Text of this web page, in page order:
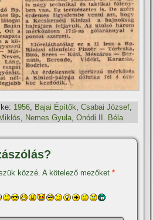
1956, Bajai Épí­tők,Csabai József,
Nemes Gyula ,Onódi II. Béla
közzé. A kötelező mezőket*